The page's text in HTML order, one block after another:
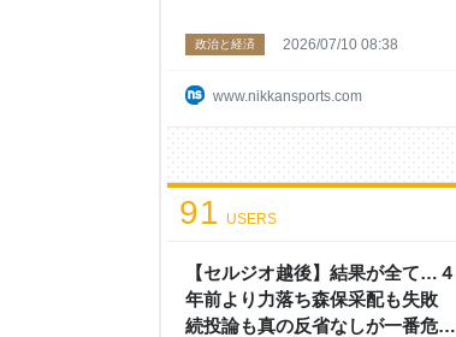
www.nikkansports.com
政治と経済 2026/07/10 08:38
【セルジオ越後】結果が全て…４
年前より力落ち森保采配も失敗
続投論も真の反省なしが一番危な
91 USERS